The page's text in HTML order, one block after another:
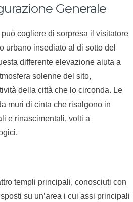
Generale
può cogliere di sorpresa il visitatore
urbano insediato al di sotto del
differente elevazione aiuta a
solenne del sito,
della città che lo circonda. Le
muri di cinta che risalgono in
e rinascimentali, volti a
templi principali, conosciuti con
su un’area i cui assi principali